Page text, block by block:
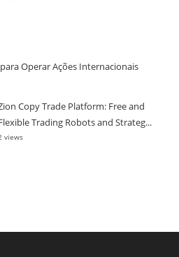
Operar Ações Internacionais
Copy Trade Platform: Free and
Trading Robots and Strateg...
views